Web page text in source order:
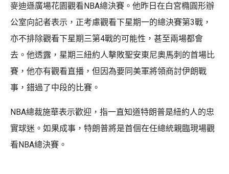
麥迪遜廣場花園觀看NBA總決賽。他昨日在白宮橢圓形辦
公室向記者表示，正考慮觀看下星期一的總決賽第3戰，
亦不排除觀看下星期三第4戰的可能性，甚至兩場都會
去。他透露，星期三紐約人擊敗聖安東尼奧馬刺的首場比
賽，他亦有觀看直播，但因為要同美軍將領商討伊朗戰
事，錯過了中段的比賽。
NBA總裁施華表示歡迎，指一直知道特朗普是紐約人的忠
實球迷。如果成事，特朗普將是首個在任總統親臨現場觀
看NBA總決賽。